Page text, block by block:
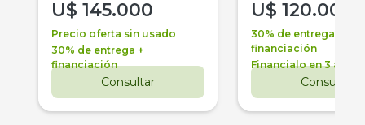
U$ 145.000
Precio oferta sin usado
30% de entrega +
financiación
Consultar
U$ 120.000
30% de entrega +
financiación
Financialo en 3 años
Consultar